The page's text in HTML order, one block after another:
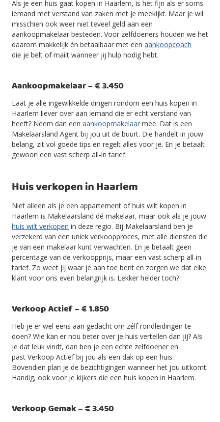
Als je een huis gaat kopen in Haarlem, is het fijn als er soms
iemand met verstand van zaken met je meekijkt. Maar je wil
misschien ook weer niet teveel geld aan een
aankoopmakelaar besteden. Voor zelfdoeners houden we het
daarom makkelijk én betaalbaar met een aankoopcoach
die je belt of mailt wanneer jij hulp nodig hebt.
Aankoopmakelaar – € 3.450
Laat je alle ingewikkelde dingen rondom een huis kopen in
Haarlem liever over aan iemand die er echt verstand van
heeft? Neem dan een aankoopmakelaar mee. Dat is een
Makelaarsland Agent bij jou uit de buurt. Die handelt in jouw
belang, zit vol goede tips en regelt alles voor je. En je betaalt
gewoon een vast scherp all-in tarief.
Huis verkopen in Haarlem
Niet alleen als je een appartement of huis wilt kopen in
Haarlem is Makelaarsland dé makelaar, maar ook als je jouw
huis wilt verkopen in deze regio. Bij Makelaarsland ben je
verzekerd van een uniek verkoopproces, met alle diensten die
je van een makelaar kunt verwachten. En je betaalt geen
percentage van de verkoopprijs, maar een vast scherp all-in
tarief. Zo weet jij waar je aan toe bent en zorgen we dat elke
klant voor ons even belangrijk is. Lekker helder toch?
Verkoop Actief – € 1.850
Heb je er wel eens aan gedacht om zélf rondleidingen te
doen? Wie kan er nou beter over je huis vertellen dan jij? Als
je dat leuk vindt, dan ben je een echte zelfdoener en
past Verkoop Actief bij jou als een dak op een huis.
Bovendien plan je de bezichtigingen wanneer het jou uitkomt.
Handig, ook voor je kijkers die een huis kopen in Haarlem.
Verkoop Gemak – € 3.450